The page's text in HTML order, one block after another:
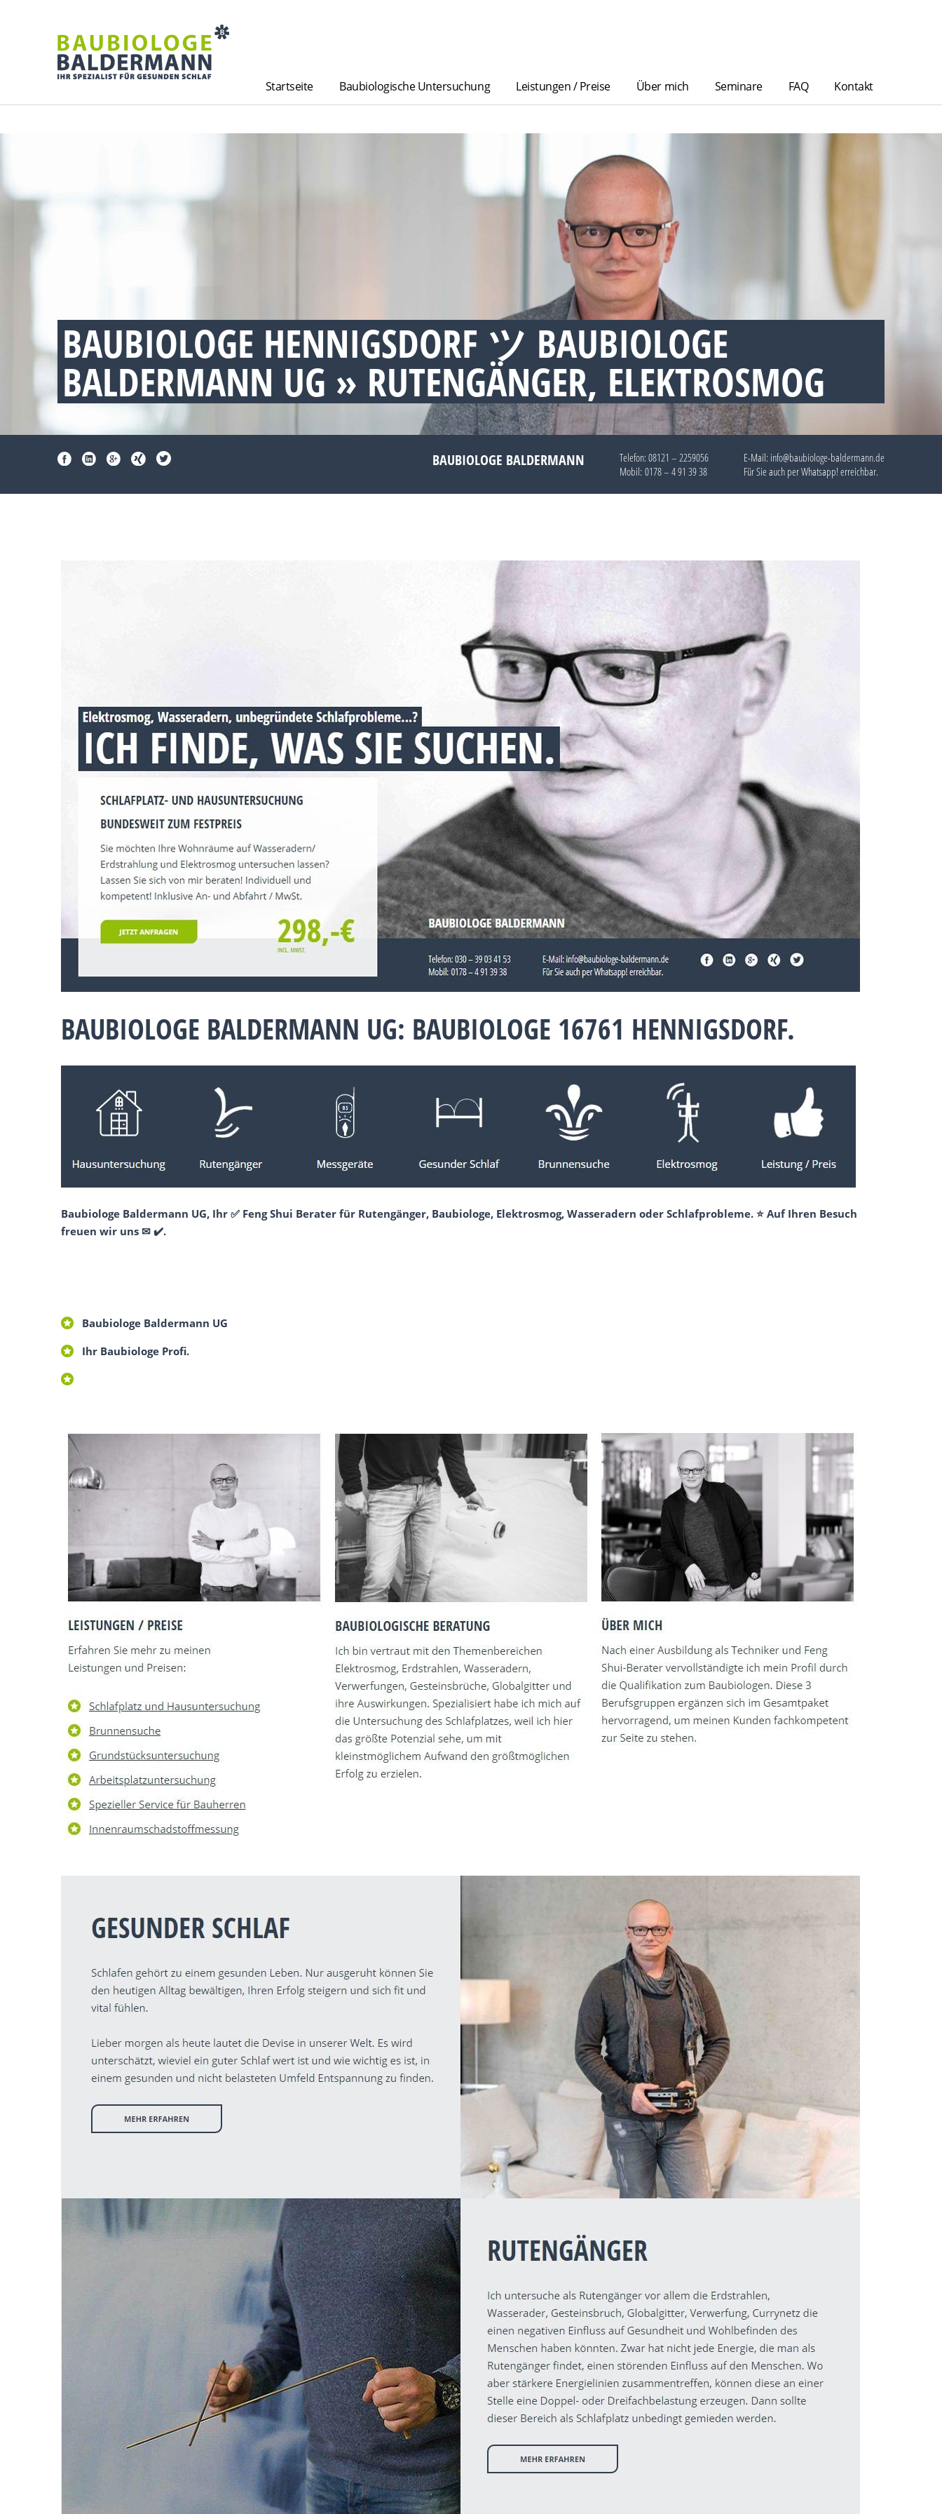
Startseite Baubiologische Untersuchung Leistungen / Preise Über mich Seminare FAQ Kontakt
BAUBIOLOGE HENNIGSDORF ツ BAUBIOLOGE
BALDERMANN UG » RUTENGÄNGER, ELEKTROSMOG
BAUBIOLOGE BALDERMANN Telefon: 08121 – 2259056
Mobil: 0178 – 4 91 39 38
E-Mail: info@baubiologe-baldermann.de
Für Sie auch perWhatsapp!erreichbar.
BAUBIOLOGE BALDERMANN UG: BAUBIOLOGE 16761 HENNIGSDORF.
Baubiologe Baldermann UG, Ihr ✅ Feng Shui Berater für Rutengänger, Baubiologe, Elektrosmog, Wasseradern oder Schlafprobleme. ⭐ Auf Ihren Besuch
freuen wir uns ✉ ✔️.
Baubiologe Baldermann UG
Ihr Baubiologe Profi.